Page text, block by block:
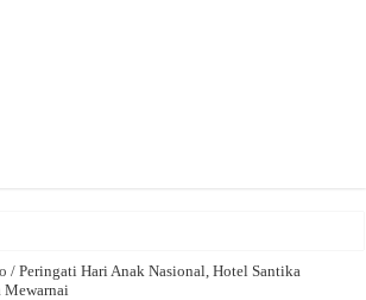
Kontak ke Email redaksi@bisnisnasional.com
/ Peringati Hari Anak Nasional, Hotel Santika
Mewarnai